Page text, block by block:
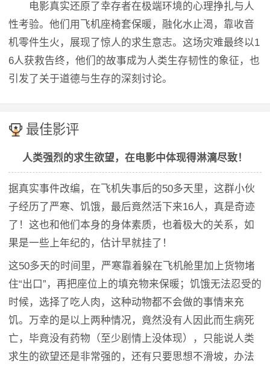
电影真实还原了幸存者在极端环境的心理挣扎与人
性考验。他们用飞机座椅套保暖，融化水止渴，靠收音
机零件生火，展现了惊人的求生意志。这场灾难最终以1
6人获救告终，他们的故事成为人类生存韧性的象征，也
引发了关于道德与生存的深刻讨论。
最佳影评
人类强烈的求生欲望，在电影中体现得淋漓尽致！
据真实事件改编，在飞机失事后的50多天里，这群小伙
子经历了严寒、饥饿，最后竟然活下来16人，真是奇迹
了！这也和他们本身的身体素质，也着极大的关系，如
果是一些上年纪的，估计早就挂了！
这50多天的时间里，严寒靠着躲在飞机舱里加上货物堵
住“出口”，再把座位上的填充物来保暖；饥饿无法忍受的
时候，选择了吃人肉，这种动物都不会做的事情来充
饥。万幸的是以上两种情况，竟然没有人因此而生病死
亡，毕竟没有药物（至少剧情上没体现），只能说人类
求生的欲望还是非常强的，还有只要思想不滑坡，办法